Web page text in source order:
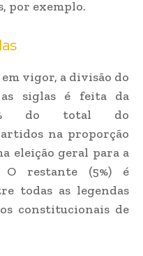
por exemplo.
vigor, a divisão do
siglas é feita da
do total do
na proporção
eleição geral para a
O restante (5%) é
todas as legendas
constitucionais de